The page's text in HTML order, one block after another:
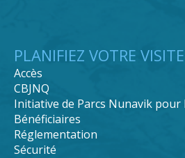
PLANIFIEZ VOTRE VISITE
Accès
CBJNQ
Initiative de Parcs Nunavik pour
Bénéficiaires
Réglementation
Sécurité